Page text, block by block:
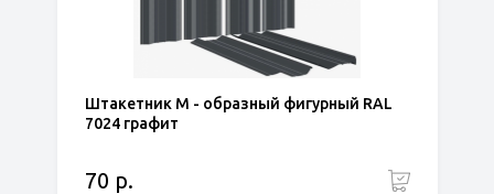
Штакетник М - образный фигурный RAL
7024 графит
70 р.